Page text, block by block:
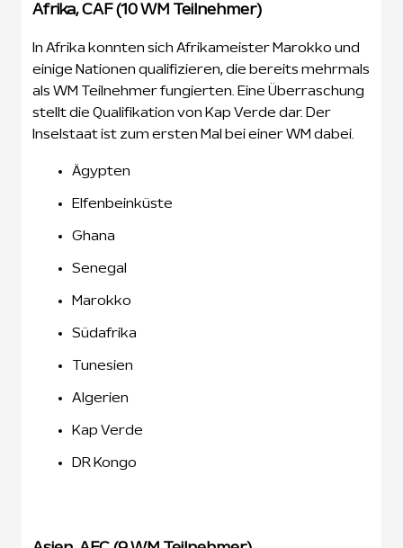
Afrika, CAF (10 WM Teilnehmer)
In Afrika konnten sich Afrikameister Marokko und
einige Nationen qualifizieren, die bereits mehrmals
als WM Teilnehmer fungierten. Eine Überraschung
stellt die Qualifikation von Kap Verde dar. Der
Inselstaat ist zum ersten Mal bei einer WM dabei.
Ägypten
Elfenbeinküste
Ghana
Senegal
Marokko
Südafrika
Tunesien
Algerien
Kap Verde
DR Kongo